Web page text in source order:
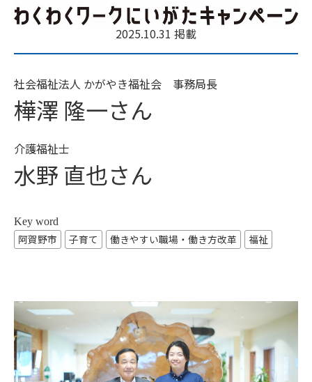
2025.10.31 掲載
社会福祉法人 かがやき福祉会 事務局長
樺澤 隆一さん
介護福祉士
水野 直也さん
Key word
阿賀野市 子育て 働きやすい職場・働き方改革 福祉